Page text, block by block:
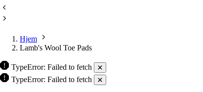
Hjem
Lamb's Wool Toe Pads
TypeError: Failed to fetch